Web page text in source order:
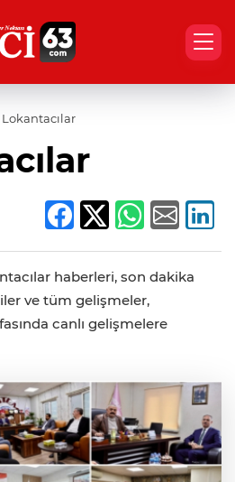
Lokantacılar
haberleri, son dakika
ve tüm gelişmeler,
canlı gelişmelere